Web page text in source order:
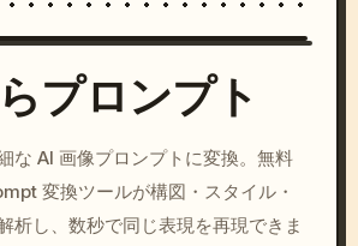
c, cyberpunk sunset, neon
colors, 8k --v 6.0
プロンプト
な AI 画像プロンプトに変換。無料
変換ツールが構図・スタイル・
析し、数秒で同じ表現を再現できま